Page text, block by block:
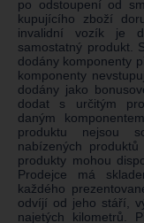
po odstoupení od
kupujícího zboží
invalidní vozík je
samostatný produkt.
dodány komponenty
komponenty
dodány jako
dodat s určitým
daným
produktu nejsou
nabízených
produkty mohou
Prodejce má
každého
odvíjí od jeho stáří,
najetých kilometrů.